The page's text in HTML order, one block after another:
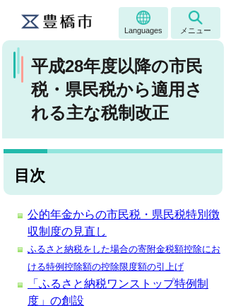
Languages メニュー
平成28年度以降の市民
税・県民税から適用さ
れる主な税制改正
目次
公的年金からの市民税・県民税特別徴
収制度の見直し
ふるさと納税をした場合の寄附金税額控除にお
ける特例控除額の控除限度額の引上げ
「ふるさと納税ワンストップ特例制
度」の創設